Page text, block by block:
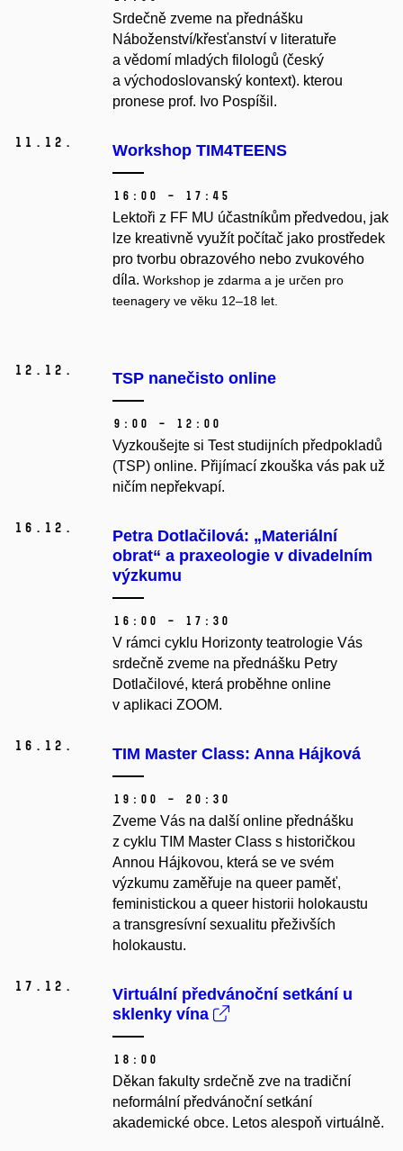
Srdečně zveme na přednášku
Náboženství/křesťanství v literatuře
a vědomí mladých filologů (český
a východoslovanský kontext). kterou
pronese prof. Ivo Pospíšil.
11. 12. Workshop TIM4TEENS
16:00 – 17:45
Lektoři z FF MU účastníkům předvedou, jak
lze kreativně využít počítač jako prostředek
pro tvorbu obrazového nebo zvukového
díla. Workshop je zdarma a je určen pro
teenagery ve věku 12–18 let.
12. 12. TSP nanečisto online
9:00 – 12:00
Vyzkoušejte si Test studijních předpokladů
(TSP) online. Přijímací zkouška vás pak už
ničím nepřekvapí.
16. 12.
Petra Dotlačilová: „Materiální
obrat“ a praxeologie v divadelním
výzkumu
16:00 – 17:30
V rámci cyklu Horizonty teatrologie Vás
srdečně zveme na přednášku Petry
Dotlačilové, která proběhne online
v aplikaci ZOOM.
16. 12. TIM Master Class: Anna Hájková
19:00 – 20:30
Zveme Vás na další online přednášku
z cyklu TIM Master Class s historičkou
Annou Hájkovou, která se ve svém
výzkumu zaměřuje na queer paměť,
feministickou a queer historii holokaustu
a transgresívní sexualitu přeživších
holokaustu.
17. 12.
Virtuální předvánoční setkání u
sklenky vína
18:00
Děkan fakulty srdečně zve na tradiční
neformální předvánoční setkání
akademické obce. Letos alespoň virtuálně.